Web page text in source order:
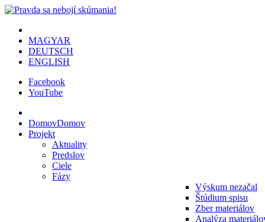
MAGYAR
DEUTSCH
ENGLISH
Facebook
YouTube
DomovDomov
Projekt
Aktuality
Predslov
Ciele
Fázy
Výskum nezačal
Štúdium spisu
Zber materiálov
Analýza